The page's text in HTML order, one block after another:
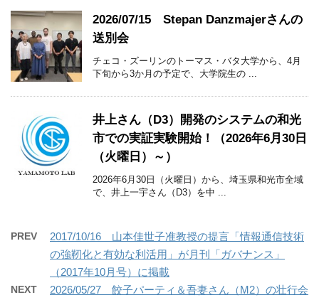
2026/07/15 Stepan Danzmajerさんの
送別会
チェコ・ズーリンのトーマス・バタ大学から、4月
下旬から3か月の予定で、大学院生の ...
井上さん（D3）開発のシステムの和光
市での実証実験開始！（2026年6月30日
（火曜日）～）
2026年6月30日（火曜日）から、埼玉県和光市全域
で、井上一宇さん（D3）を中 ...
PREV
2017/10/16 山本佳世子准教授の提言「情報通信技術
の強靭化と有効な利活用」が月刊「ガバナンス」
（2017年10月号）に掲載
NEXT
2026/05/27 餃子パーティ＆吾妻さん（M2）の壮行会